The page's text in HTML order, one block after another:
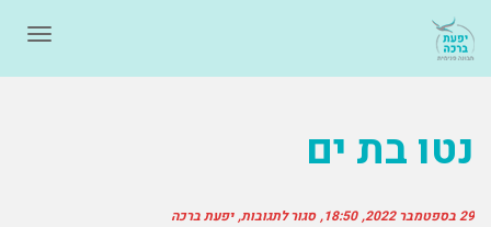
נטו בת ים
29 בספטמבר 2022 18:50 סגור לתגובות יפעת ברכה